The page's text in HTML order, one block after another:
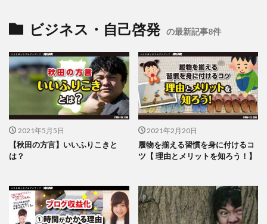
ビジネス・自己啓発 の最新記事8件
2021年5月5日
【秋田の方言】いいふりこきと
は？
2021年2月20日
履物を揃える習慣を身に付けるコ
ツ【 理由とメリットを知ろう！】